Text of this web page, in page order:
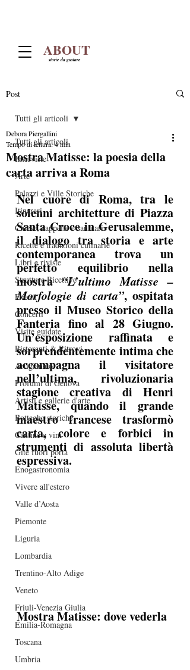
ABOUT
storie da gustare
Post
Tutti gli articoli
Interviste
Arte
Palazzi e Ville Storiche
Itinerari
Chiese, cappelle e santuari
Ricette e tradizioni culinarie
Libri e riviste
Strutture Ricettive
Eventi
Concerti
Visite guidate
Ristoranti & Ritrovi
Artigianato
Profumi di Genova
Artisti e gallerie d'arte
Botteghe storiche
Cantine e vini
Gite fuori porta
Enogastronomia
Vivere all'estero
Valle d’Aosta
Piemonte
Liguria
Lombardia
Trentino-Alto Adige
Veneto
Friuli-Venezia Giulia
Emilia-Romagna
Toscana
Umbria
Tutti gli articoli
Mostra Matisse: la poesia della
carta arriva a Roma
Debora Piergallini
Tempo di lettura: 4 min
Nel cuore di Roma, tra le
solenni architetture di Piazza
Santa Croce in Gerusalemme,
il dialogo tra storia e arte
contemporanea trova un
perfetto equilibrio nella
mostra “L’ultimo Matisse –
Morfologie di carta”, ospitata
presso il Museo Storico della
Fanteria fino al 28 Giugno.
Un’esposizione raffinata e
sorprendentemente intima che
accompagna il visitatore
nell’ultima, rivoluzionaria
stagione creativa di Henri
Matisse, quando il grande
maestro francese trasformò
carta, colore e forbici in
strumenti di assoluta libertà
espressiva.
Mostra Matisse: dove vederla